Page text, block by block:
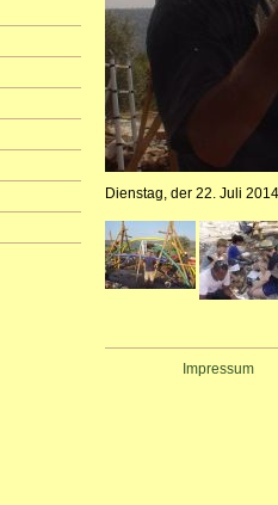
Dienstag, der 22. Juli
Impressum